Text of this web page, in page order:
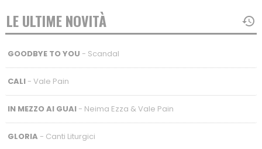
LE ULTIME NOVITÀ
GOODBYE TO YOU - Scandal
CALI- Vale Pain
IN MEZZO AI GUAI- Neima Ezza & Vale Pain
GLORIA - Canti Liturgici